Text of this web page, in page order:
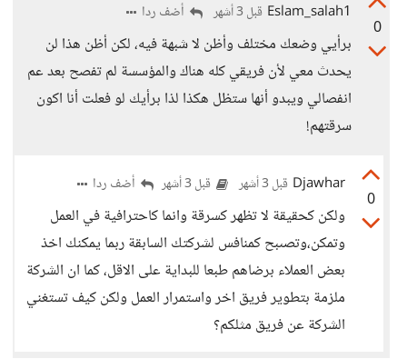
0
Eslam_salah1 قبل 3 أشهر أضف ردا
برأيي وضعك مختلف وأظن لا شبهة فيه، لكن أظن هذا لن
يحدث معي لأن فريقي كله هناك والمؤسسة لم تفصح بعد عم
انفصالي ويبدو أنها ستظل هكذا لذا برأيك لو فعلت أنا اكون
سرقتهم!
0
Djawhar قبل 3 أشهر قبل 3 أشهر أضف ردا
ولكن كحقيقة لا تظهر كسرقة وانما كاحترافية في العمل
وتمكن،وتصىبح كمنافس لشركتك السابقة ربما يمكنك اخذ
بعض العملاء برضاهم طبعا للبداية على الاقل، كما ان الشركة
ملزمة بتطوير فريق اخر واستمرار العمل ولكن كيف تستغني
الشركة عن فريق مثلكم؟